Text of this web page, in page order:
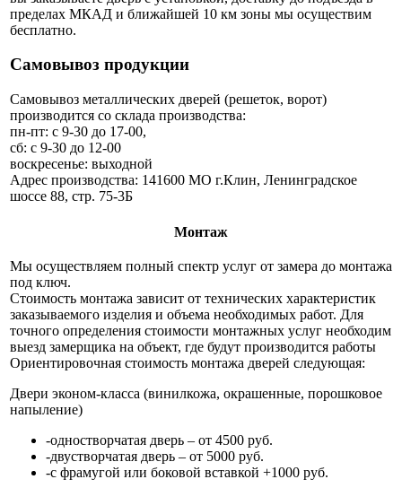
пределах МКАД и ближайшей 10 км зоны мы осуществим
бесплатно.
Самовывоз продукции
Самовывоз металлических дверей (решеток, ворот)
производится со склада производства:
пн-пт: с 9-30 до 17-00,
сб: с 9-30 до 12-00
воскресенье: выходной
Адрес производства: 141600 МО г.Клин, Ленинградское
шоссе 88, стр. 75-3Б
Монтаж
Мы осуществляем полный спектр услуг от замера до монтажа
под ключ.
Стоимость монтажа зависит от технических характеристик
заказываемого изделия и объема необходимых работ. Для
точного определения стоимости монтажных услуг необходим
выезд замерщика на объект, где будут производится работы
Ориентировочная стоимость монтажа дверей следующая:
Двери эконом-класса (винилкожа, окрашенные, порошковое
напыление)
-одностворчатая дверь – от 4500 руб.
-двустворчатая дверь – от 5000 руб.
-с фрамугой или боковой вставкой +1000 руб.